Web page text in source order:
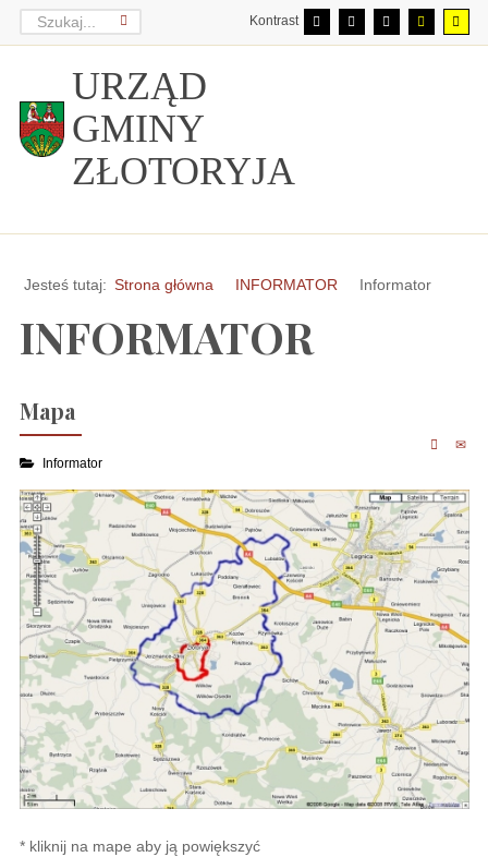
Kontrast
URZĄD
GMINY
ZŁOTORYJA
Jesteś tutaj: Strona główna INFORMATOR Informator
INFORMATOR
Mapa
Informator
* kliknij na mape aby ją powiększyć